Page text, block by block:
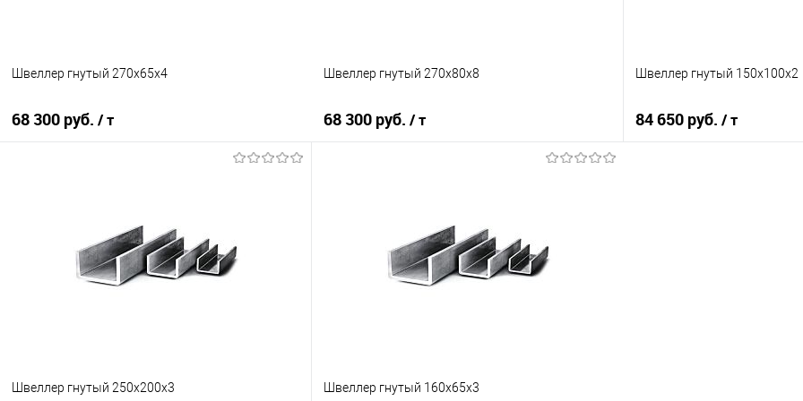
Швеллер гнутый 270х65х4
68 300 руб. / т
Купить в 1 клик
Сравнение
В избранное
Под заказ
Швеллер гнутый 270х80х8
68 300 руб. / т
Купить в 1 клик
Сравнение
В избранное
Под заказ
Швеллер гнутый 150х100х2
84 650 руб. / т
Швеллер гнутый 250х200х3 Швеллер гнутый 160х65х3